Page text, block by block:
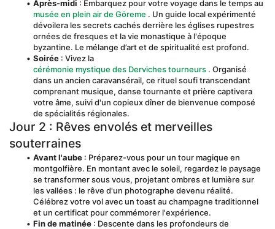
Après-midi : Embarquez pour votre voyage dans le temps au
musée en plein air de Göreme . Un guide local expérimenté
dévoilera les secrets cachés derrière les églises rupestres
ornées de fresques et la vie monastique à l'époque
byzantine. Le mélange d’art et de spiritualité est profond.
Soirée : Vivez la
cérémonie mystique des Derviches tourneurs . Organisé
dans un ancien caravansérail, ce rituel soufi transcendant
comprenant musique, danse tournante et prière captivera
votre âme, suivi d'un copieux dîner de bienvenue composé
de spécialités régionales.
Jour 2 : Rêves envolés et merveilles
souterraines
Avant l'aube : Préparez-vous pour un tour magique en
montgolfière. En montant avec le soleil, regardez le paysage
se transformer sous vous, projetant ombres et lumière sur
les vallées : le rêve d'un photographe devenu réalité.
Célébrez votre vol avec un toast au champagne traditionnel
et un certificat pour commémorer l'expérience.
Fin de matinée : Descente dans les profondeurs de